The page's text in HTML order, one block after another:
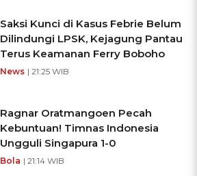
Saksi Kunci di Kasus Febrie Belum
Dilindungi LPSK, Kejagung Pantau
Terus Keamanan Ferry Boboho
News | 21:25 WIB
Ragnar Oratmangoen Pecah
Kebuntuan! Timnas Indonesia
Ungguli Singapura 1-0
Bola | 21:14 WIB